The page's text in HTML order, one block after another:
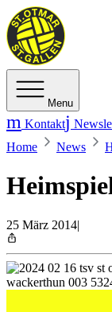
Menu
Kontakt
Home
News
25 März 2014|